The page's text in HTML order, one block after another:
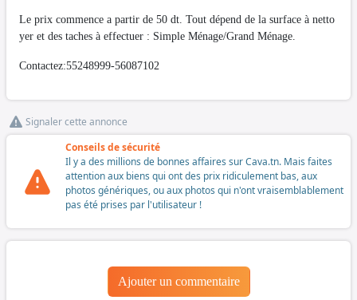
Le prix commence a partir de 50 dt. Tout dépend de la surface à netto
yer et des taches à effectuer : Simple Ménage/Grand Ménage.
Contactez:55248999-56087102
Signaler cette annonce
Conseils de sécurité
Il y a des millions de bonnes affaires sur Cava.tn. Mais faites
attention aux biens qui ont des prix ridiculement bas, aux
photos génériques, ou aux photos qui n'ont vraisemblablement
pas été prises par l'utilisateur !
Ajouter un commentaire